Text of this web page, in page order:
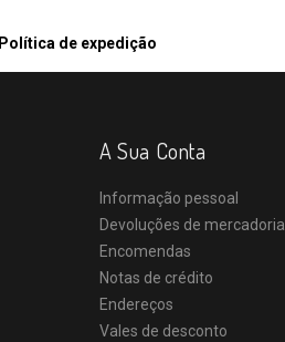
Política de expedição
A Sua Conta
Informação pessoal
Devoluções de mercadoria
Encomendas
Notas de crédito
Endereços
Vales de desconto